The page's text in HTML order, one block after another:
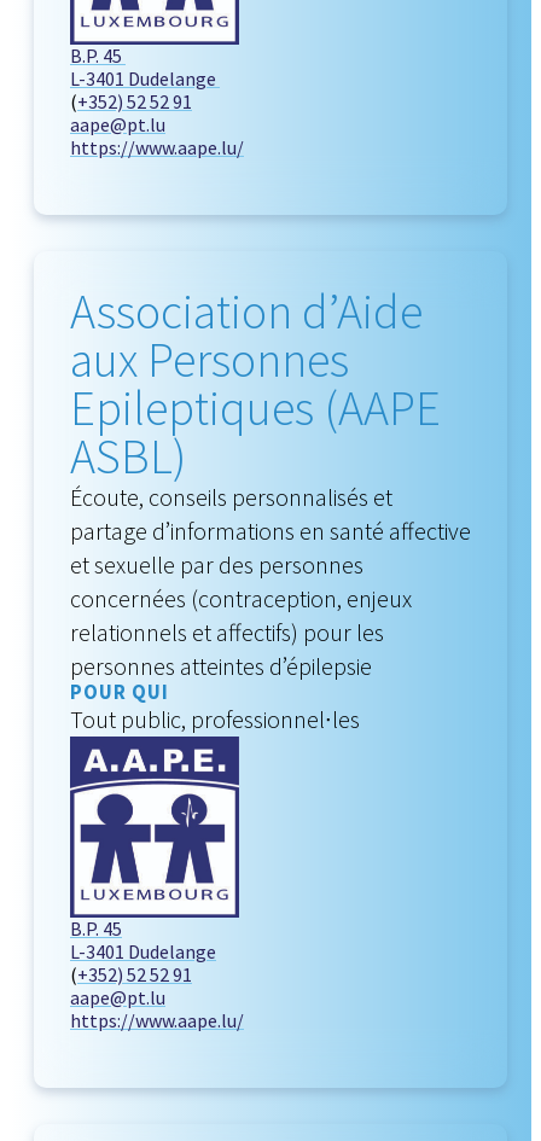
B.P. 45
L-3401 Dudelange
(+352) 52 52 91
aape@pt.lu
https://www.aape.lu/
Association d’Aide
aux Personnes
Epileptiques (AAPE
ASBL)
Écoute, conseils personnalisés et
partage d’informations en santé affective
et sexuelle par des personnes
concernées (contraception, enjeux
relationnels et affectifs) pour les
personnes atteintes d’épilepsie
POUR QUI
Tout public, professionnel∙les
B.P. 45
L-3401 Dudelange
(+352) 52 52 91
aape@pt.lu
https://www.aape.lu/